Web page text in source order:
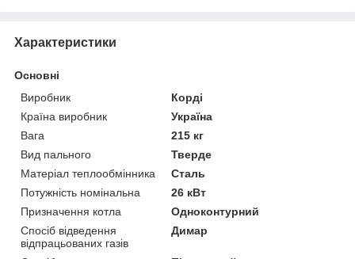
Характеристики
Основні
Виробник
Корді
Країна виробник
Україна
Вага
215 кг
Вид пального
Тверде
Матеріал теплообмінника
Сталь
Потужність номінальна
26 кВт
Призначення котла
Одноконтурний
Спосіб відведення
відпрацьованих газів
Димар